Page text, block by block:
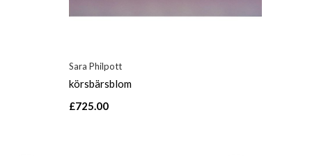
Sara Philpott
körsbärsblom
£725.00